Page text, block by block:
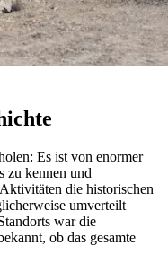
Es ist von enormer
zu kennen und
die historischen
umverteilt
war die
ob das gesamte